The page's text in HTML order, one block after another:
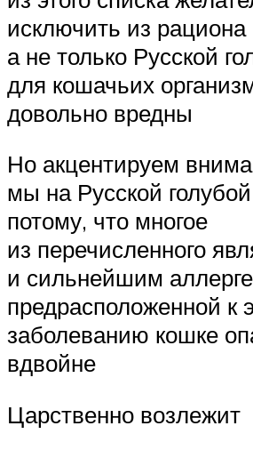
исключить из рациона
а не только Русской
для кошачьих
довольно вредны
Но акцентируем
мы на Русской
потому, что многое
из перечисленного
и сильнейшим
предрасположенной к
заболеванию кошке
вдвойне
Царственно возлежит